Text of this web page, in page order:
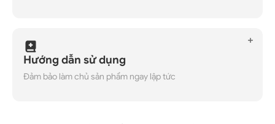
Hướng dẫn sử dụng
Đảm bảo làm chủ sản phẩm ngay lập tức